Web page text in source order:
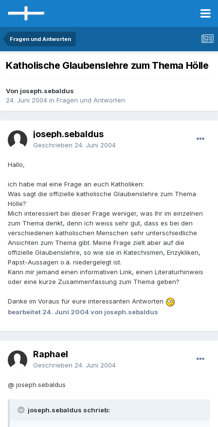
Fragen und Antworten
Katholische Glaubenslehre zum Thema Hölle
Von joseph.sebaldus
24. Juni 2004 in Fragen und Antworten
joseph.sebaldus
Geschrieben 24. Juni 2004
Hallo,
ich habe mal eine Frage an euch Katholiken:
Was sagt die offizielle katholische Glaubenslehre zum Thema
Hölle?
Mich interessiert bei dieser Frage weniger, was Ihr im einzelnen
zum Thema denkt, denn ich weiss sehr gut, dass es bei den
verschiedenen katholischen Menschen sehr unterschiedliche
Ansichten zum Thema gibt. Meine Frage zielt aber auf die
offizielle Glaubenslehre, so wie sie in Katechismen, Enzykliken,
Papst-Aussagen o.ä. niedergelegt ist.
Kann mir jemand einen informativen Link, einen Literaturhinweis
oder eine kurze Zusammenfassung zum Thema geben?
Danke im Voraus für eure interessanten Antworten
bearbeitet 24. Juni 2004 von joseph.sebaldus
Raphael
Geschrieben 24. Juni 2004
@ joseph.sebaldus
joseph.sebaldus schrieb: